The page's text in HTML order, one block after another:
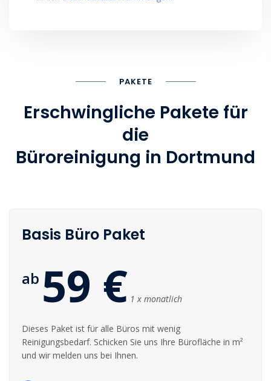
PAKETE
Erschwingliche Pakete für
die
Büroreinigung in Dortmund
Basis Büro Paket
ab 59 € 1 x monatlich
Dieses Paket ist für alle Büros mit wenig
Reinigungsbedarf. Schicken Sie uns Ihre Bürofläche in m²
und wir melden uns bei Ihnen.